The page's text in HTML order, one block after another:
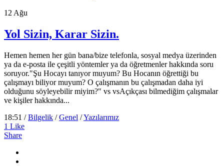
12 Ağu
Yol Sizin, Karar Sizin.
Hemen hemen her gün bana/bize telefonla, sosyal medya üzerinden
ya da e-posta ile çeşitli yöntemler ya da öğretmenler hakkında soru
soruyor."Şu Hocayı tanıyor muyum? Bu Hocanın öğrettiği bu
çalışmayı biliyor muyum? O çalışmanın bu çalışmadan daha iyi
olduğunu söyleyebilir miyim?" vs vsAçıkçası bilmediğim çalışmalar
ve kişiler hakkında...
18:51 /Bilgelik /Genel /Yazılarımız
1 Like
Share